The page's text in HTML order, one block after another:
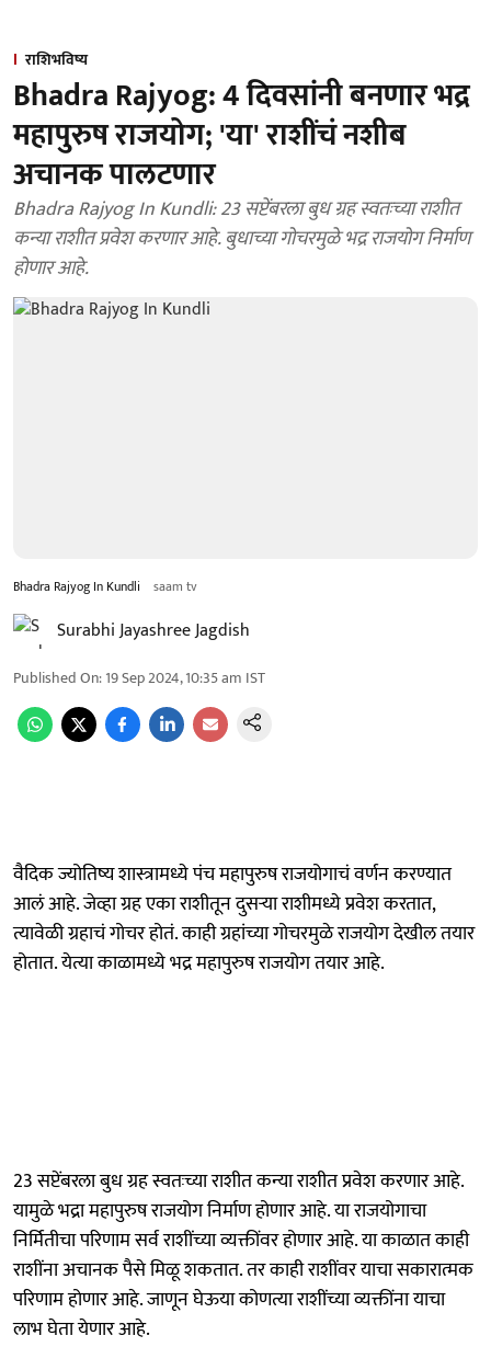
राशिभविष्य
Bhadra Rajyog: 4 दिवसांनी बनणार भद्र
महापुरुष राजयोग; 'या' राशींचं नशीब
अचानक पालटणार
Bhadra Rajyog In Kundli: 23 सप्टेंबरला बुध ग्रह स्वतःच्या राशीत
कन्या राशीत प्रवेश करणार आहे. बुधाच्या गोचरमुळे भद्र राजयोग निर्माण
होणार आहे.
Bhadra Rajyog In Kundli saam tv
Surabhi Jayashree Jagdish
Published On:19 Sep 2024, 10:35 am IST
वैदिक ज्योतिष्य शास्त्रामध्ये पंच महापुरुष राजयोगाचं वर्णन करण्यात
आलं आहे. जेव्हा ग्रह एका राशीतून दुसऱ्या राशीमध्ये प्रवेश करतात,
त्यावेळी ग्रहाचं गोचर होतं. काही ग्रहांच्या गोचरमुळे राजयोग देखील तयार
होतात. येत्या काळामध्ये भद्र महापुरुष राजयोग तयार आहे.
23 सप्टेंबरला बुध ग्रह स्वतःच्या राशीत कन्या राशीत प्रवेश करणार आहे.
यामुळे भद्रा महापुरुष राजयोग निर्माण होणार आहे. या राजयोगाचा
निर्मितीचा परिणाम सर्व राशींच्या व्यक्तींवर होणार आहे. या काळात काही
राशींना अचानक पैसे मिळू शकतात. तर काही राशींवर याचा सकारात्मक
परिणाम होणार आहे. जाणून घेऊया कोणत्या राशींच्या व्यक्तींना याचा
लाभ घेता येणार आहे.